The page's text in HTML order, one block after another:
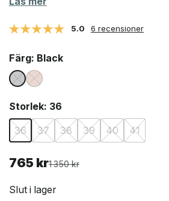
5.0 6 recensioner
Färg: Black
Storlek: 36
36
37 38 39 40 41
1 350kr
Det
var:
765 kr
Det
är:
Slut i lager